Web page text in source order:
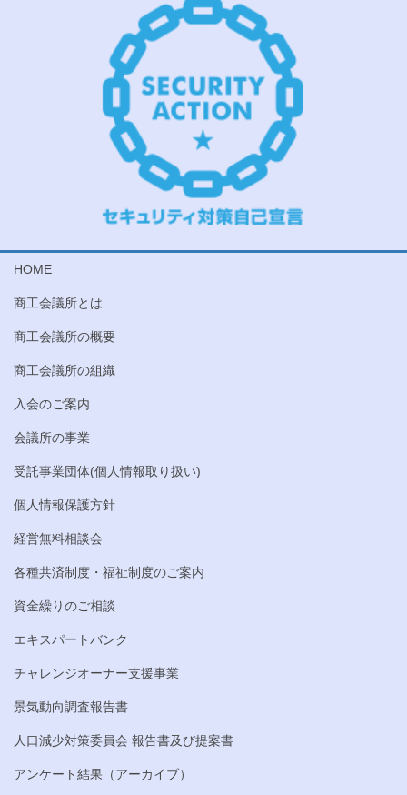
HOME
商工会議所とは
商工会議所の概要
商工会議所の組織
入会のご案内
会議所の事業
受託事業団体(個人情報取り扱い)
個人情報保護方針
経営無料相談会
各種共済制度・福祉制度のご案内
資金繰りのご相談
エキスパートバンク
チャレンジオーナー支援事業
景気動向調査報告書
人口減少対策委員会 報告書及び提案書
アンケート結果（アーカイブ）